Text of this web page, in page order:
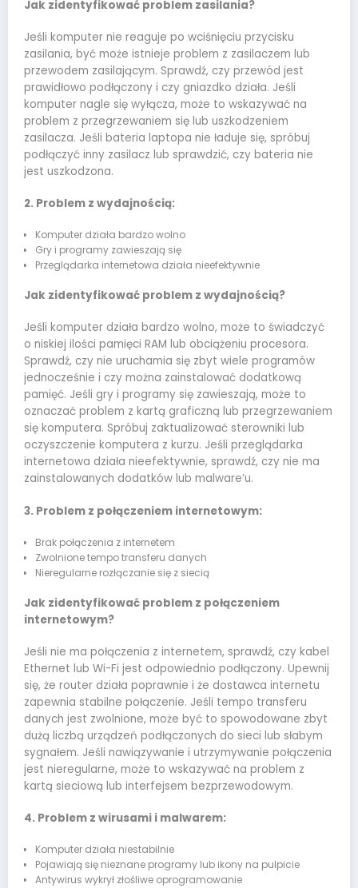
Jak zidentyfikować problem zasilania?
Jeśli komputer nie reaguje po wciśnięciu przycisku
zasilania, być może istnieje problem z zasilaczem lub
przewodem zasilającym. Sprawdź, czy przewód jest
prawidłowo podłączony i czy gniazdko działa. Jeśli
komputer nagle się wyłącza, może to wskazywać na
problem z przegrzewaniem się lub uszkodzeniem
zasilacza. Jeśli bateria laptopa nie ładuje się, spróbuj
podłączyć inny zasilacz lub sprawdzić, czy bateria nie
jest uszkodzona.
2. Problem z wydajnością:
Komputer działa bardzo wolno
Gry i programy zawieszają się
Przeglądarka internetowa działa nieefektywnie
Jak zidentyfikować problem z wydajnością?
Jeśli komputer działa bardzo wolno, może to świadczyć
o niskiej ilości pamięci RAM lub obciążeniu procesora.
Sprawdź, czy nie uruchamia się zbyt wiele programów
jednocześnie i czy można zainstalować dodatkową
pamięć. Jeśli gry i programy się zawieszają, może to
oznaczać problem z kartą graficzną lub przegrzewaniem
się komputera. Spróbuj zaktualizować sterowniki lub
oczyszczenie komputera z kurzu. Jeśli przeglądarka
internetowa działa nieefektywnie, sprawdź, czy nie ma
zainstalowanych dodatków lub malware’u.
3. Problem z połączeniem internetowym:
Brak połączenia z internetem
Zwolnione tempo transferu danych
Nieregularne rozłączanie się z siecią
Jak zidentyfikować problem z połączeniem
internetowym?
Jeśli nie ma połączenia z internetem, sprawdź, czy kabel
Ethernet lub Wi-Fi jest odpowiednio podłączony. Upewnij
się, że router działa poprawnie i że dostawca internetu
zapewnia stabilne połączenie. Jeśli tempo transferu
danych jest zwolnione, może być to spowodowane zbyt
dużą liczbą urządzeń podłączonych do sieci lub słabym
sygnałem. Jeśli nawiązywanie i utrzymywanie połączenia
jest nieregularne, może to wskazywać na problem z
kartą sieciową lub interfejsem bezprzewodowym.
4. Problem z wirusami i malwarem:
Komputer działa niestabilnie
Pojawiają się nieznane programy lub ikony na pulpicie
Antywirus wykrył złośliwe oprogramowanie